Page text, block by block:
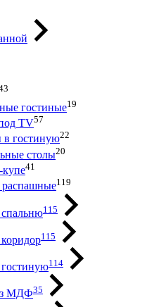
гостиные19
ТV57
гостиную22
столы20
41
119
115
115
114
МДФ35